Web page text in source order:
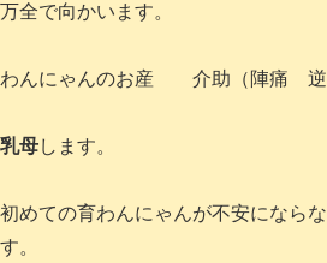
万全で向かいます。
わんにゃんのお産 介助（陣痛 逆
乳母します。
初めての育わんにゃんが不安になら
す。